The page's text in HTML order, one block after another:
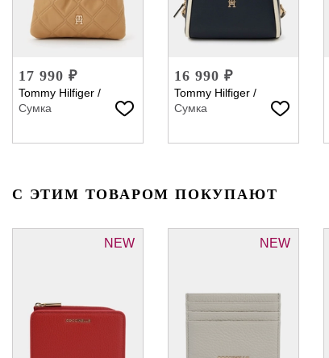
17 990 ₽
Tommy Hilfiger /
Сумка
16 990 ₽
Tommy Hilfiger /
Сумка
С ЭТИМ ТОВАРОМ ПОКУПАЮТ
NEW NEW